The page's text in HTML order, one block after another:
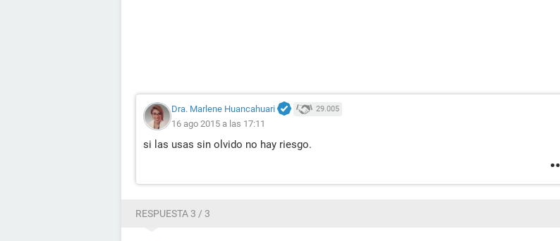
Dra. Marlene Huancahuari 29.005
16 ago 2015 a las 17:11
si las usas sin olvido no hay riesgo.
RESPUESTA 3 / 3